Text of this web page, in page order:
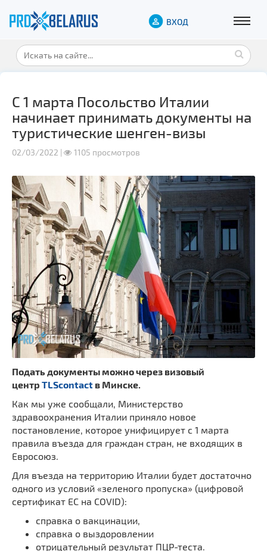
ВХОД
С 1 марта Посольство Италии
начинает принимать документы на
туристические шенген-визы
02/03/2022 | 1105 просмотров
Подать документы можно через визовый
центр TLScontact в Минске.
Как мы уже сообщали, Министерство
здравоохранения Италии приняло новое
постановление, которое унифицирует с 1 марта
правила въезда для граждан стран, не входящих в
Евросоюз.
Для въезда на территорию Италии будет достаточно
одного из условий «зеленого пропуска» (цифровой
сертификат ЕС на COVID):
справка о вакцинации,
справка о выздоровлении
отрицательный результат ПЦР-теста.